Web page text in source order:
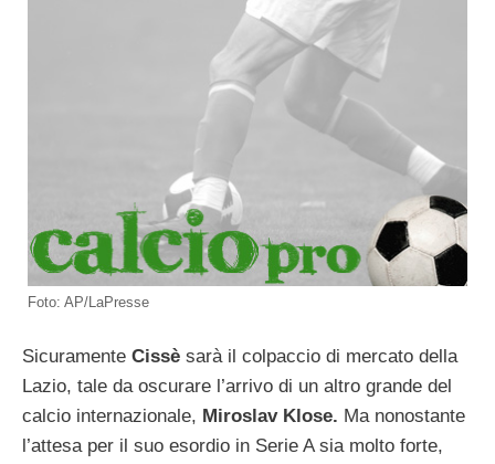
Foto: AP/LaPresse
Sicuramente Cissè sarà il colpaccio di mercato della
Lazio, tale da oscurare l’arrivo di un altro grande del
calcio internazionale, Miroslav Klose. Ma nonostante
l’attesa per il suo esordio in Serie A sia molto forte,